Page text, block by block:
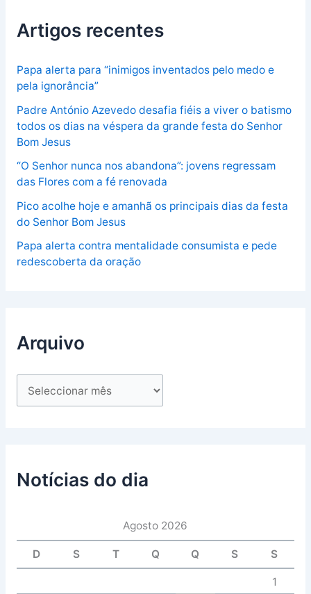
Artigos recentes
Papa alerta para “inimigos inventados pelo medo e
pela ignorância”
Padre António Azevedo desafia fiéis a viver o batismo
todos os dias na véspera da grande festa do Senhor
Bom Jesus
“O Senhor nunca nos abandona”: jovens regressam
das Flores com a fé renovada
Pico acolhe hoje e amanhã os principais dias da festa
do Senhor Bom Jesus
Papa alerta contra mentalidade consumista e pede
redescoberta da oração
Arquivo
Notícias do dia
Agosto 2026
D S T Q Q S S
1